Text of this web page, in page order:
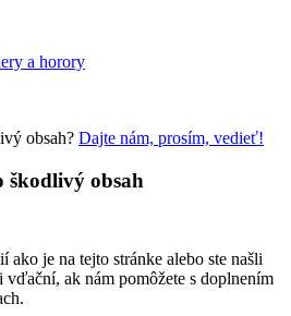
a horory
obsah? Dajte nám, prosím, vedieť!
škodlivý obsah
je na tejto stránke alebo ste našli
ak nám pomôžete s doplnením